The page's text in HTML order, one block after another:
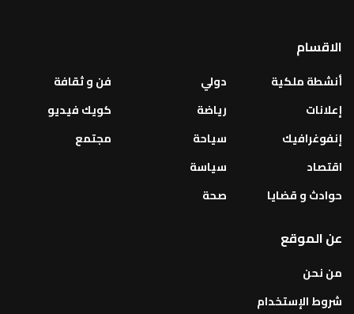
الاقسام
أنشطة ملكية
إعلانات
إنفوغرافيك
اقتصاد
حوادث و قضايا
دولي
رياضة
سياحة
سياسة
صحة
فن و ثقافة
كويك فيديو
مجتمع
عن الموقع
من نحن
شروط الإستخدام